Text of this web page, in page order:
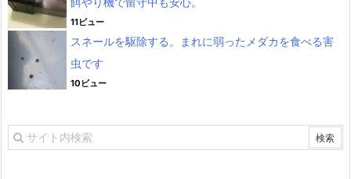
11ビュー
スネールを駆除する。まれに弱ったメダカを食べる害
虫です
10ビュー